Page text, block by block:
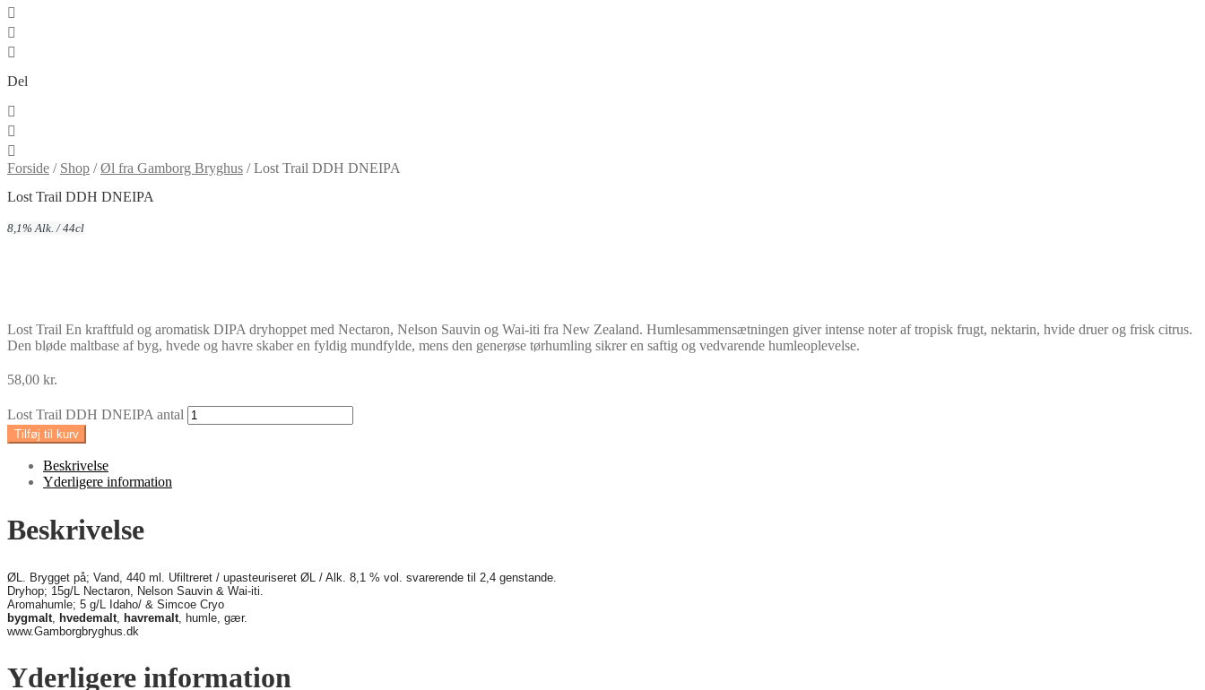
Del
Forside / Shop /Øl fra Gamborg Bryghus /Lost Trail DDH DNEIPA
Lost Trail DDH DNEIPA
8,1% Alk. / 44cl
Lost Trail En kraftfuld og aromatisk DIPA dryhoppet med Nectaron, Nelson Sauvin og Wai-iti fra New Zealand. Humlesammensætningen giver intense noter af tropisk frugt, nektarin, hvide druer og frisk citrus.
Den bløde maltbase af byg, hvede og havre skaber en fyldig mundfylde, mens den generøse tørhumling sikrer en saftig og vedvarende humleoplevelse.
58,00 kr.
Lost Trail DDH DNEIPA antal
Tilføj til kurv
Beskrivelse
Yderligere information
Beskrivelse
ØL. Brygget på; Vand, 440 ml. Ufiltreret / upasteuriseret ØL / Alk. 8,1 % vol. svarerende til 2,4 genstande.
Dryhop; 15g/L Nectaron, Nelson Sauvin & Wai-iti.
Aromahumle; 5 g/L Idaho/ & Simcoe Cryo
bygmalt hvedemalt havremalt , humle, gær.
www.Gamborgbryghus.dk
Yderligere information